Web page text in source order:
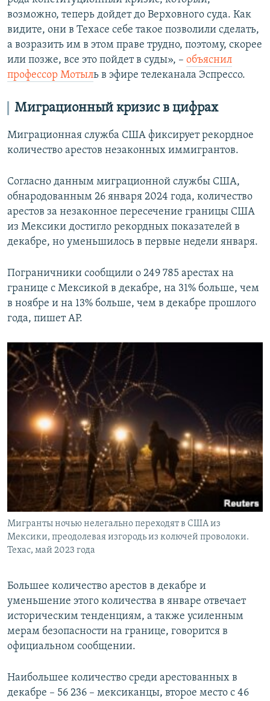
возможно, теперь дойдет до Верховного суда. Как
видите, они в Техасе себе такое позволили сделать,
а возразить им в этом праве трудно, поэтому, скорее
или позже, все это пойдет в суды», – объяснил
профессор Мотыль в эфире телеканала Эспрессо.
Миграционный кризис в цифрах
Миграционная служба США фиксирует рекордное
количество арестов незаконных иммигрантов.
Согласно данным миграционной службы США,
обнародованным 26 января 2024 года, количество
арестов за незаконное пересечение границы США
из Мексики достигло рекордных показателей в
декабре, но уменьшилось в первые недели января.
Пограничники сообщили о 249 785 арестах на
границе с Мексикой в декабре, на 31% больше, чем
в ноябре и на 13% больше, чем в декабре прошлого
года, пишет АР.
Мигранты ночью нелегально переходят в США из
Мексики, преодолевая изгородь из колючей проволоки.
Техас, май 2023 года
Большее количество арестов в декабре и
уменьшение этого количества в январе отвечает
историческим тенденциям, а также усиленным
мерам безопасности на границе, говорится в
официальном сообщении.
Наибольшее количество среди арестованных в
декабре – 56 236 – мексиканцы, второе место с 46